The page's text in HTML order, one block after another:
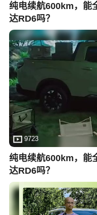
纯电续航600km，能
达RD6吗？
9723
纯电续航600km，能
达RD6吗？